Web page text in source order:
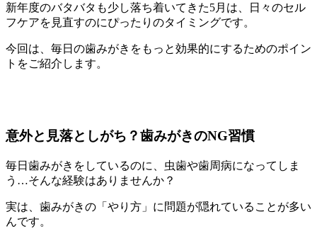
新年度のバタバタも少し落ち着いてきた5月は、日々のセル
フケアを見直すのにぴったりのタイミングです。
今回は、毎日の歯みがきをもっと効果的にするためのポイン
トをご紹介します。
意外と見落としがち？歯みがきのNG習慣
毎日歯みがきをしているのに、虫歯や歯周病になってしま
う…そんな経験はありませんか？
実は、歯みがきの「やり方」に問題が隠れていることが多い
んです。